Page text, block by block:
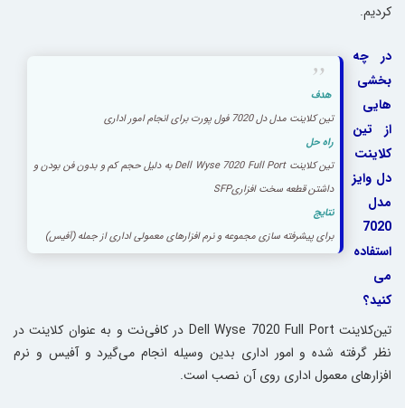
کردیم.
هدف
تین کلاینت مدل دل 7020 فول پورت برای انجام امور اداری
راه حل
تین کلاینت Dell Wyse 7020 Full Port به دلیل حجم کم و بدون فن بودن و
داشتن قطعه سخت ‌افزاریSFP
نتایج
برای پیشرفته سازی مجموعه و نرم افزارهای معمولی اداری از جمله (آفیس)
در چه
بخشی
هایی
از تین
کلاینت
دل وایز
مدل
7020
استفاده
می
کنید؟
تین‌کلاینت Dell Wyse 7020 Full Port در کافی‌نت و به عنوان کلاینت در
نظر گرفته شده و امور اداری بدین وسیله انجام می‌گیرد و آفیس و نرم
‌افزارهای معمول اداری روی آن نصب است.